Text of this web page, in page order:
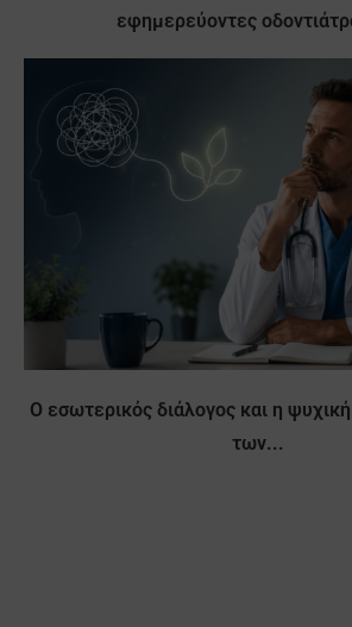
εφημερεύοντες
Ο εσωτερικός διάλογος και η
των...